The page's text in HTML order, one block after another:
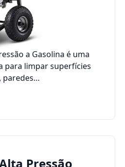
a Gasolina é uma
para limpar superfícies
paredes…
Pressão